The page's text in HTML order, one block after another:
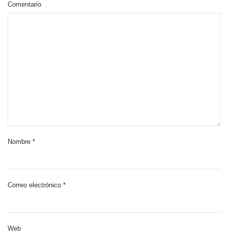
Comentario
Nombre *
Correo electrónico *
Web